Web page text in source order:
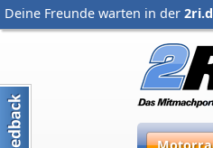
Deine Freunde warten in der